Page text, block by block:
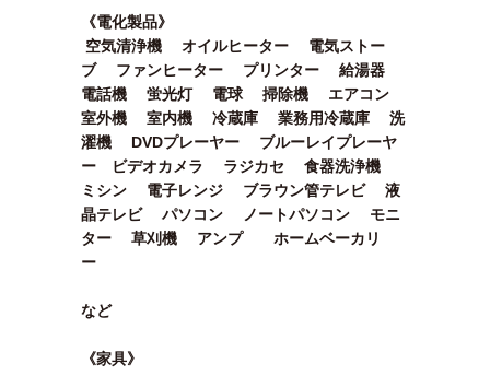
《電化製品》
空気清浄機 オイルヒーター 電気ストー
ブ ファンヒーター プリンター 給湯器
電話機 蛍光灯 電球 掃除機 エアコン
室外機 室内機 冷蔵庫 業務用冷蔵庫 洗
濯機 DVDプレーヤー ブルーレイプレーヤ
ー ビデオカメラ ラジカセ 食器洗浄機
ミシン 電子レンジ ブラウン管テレビ 液
晶テレビ パソコン ノートパソコン モニ
ター 草刈機 アンプ ホームベーカリ
ー
など
《家具》